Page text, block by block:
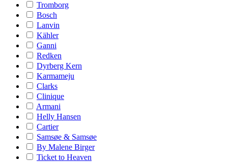
Tromborg
Bosch
Lanvin
Kähler
Ganni
Redken
Dyrberg Kern
Karmameju
Clarks
Clinique
Armani
Helly Hansen
Cartier
Samsøe & Samsøe
By Malene Birger
Ticket to Heaven